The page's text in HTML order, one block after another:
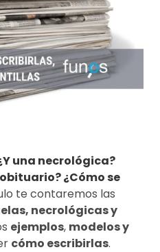
una necrológica?
¿Cómo se
te contaremos las
necrológicas y
ejemplos, modelos y
cómo escribirlas.